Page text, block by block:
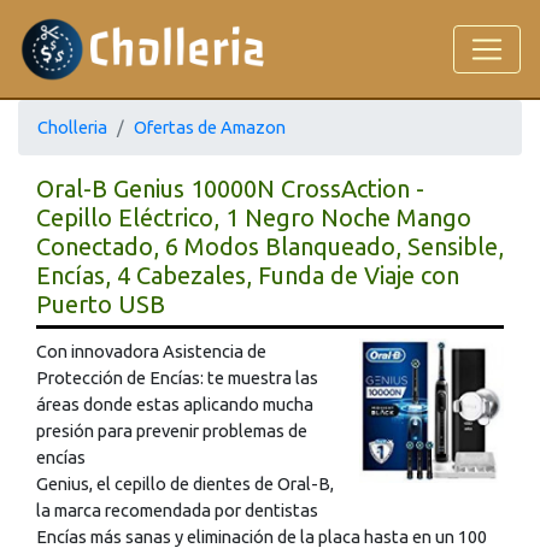
Cholleria Ofertas de Amazon
Oral-B Genius 10000N CrossAction -
Cepillo Eléctrico, 1 Negro Noche Mango
Conectado, 6 Modos Blanqueado, Sensible,
Encías, 4 Cabezales, Funda de Viaje con
Puerto USB
Con innovadora Asistencia de
Protección de Encías: te muestra las
áreas donde estas aplicando mucha
presión para prevenir problemas de
encías
Genius, el cepillo de dientes de Oral-B,
la marca recomendada por dentistas
Encías más sanas y eliminación de la placa hasta en un 100